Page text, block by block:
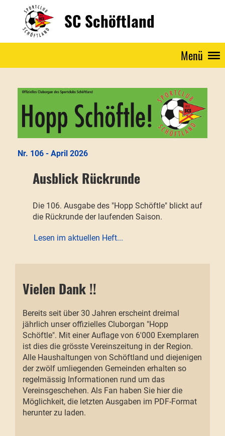
SC Schöftland
Menü
Nr. 106 - April 2026
Ausblick Rückrunde
Die 106. Ausgabe des "Hopp Schöftle" blickt auf
die Rückrunde der laufenden Saison.
Lesen im aktuellen Heft...
Vielen Dank !!
Bereits seit über 30 Jahren erscheint dreimal
jährlich unser offizielles Cluborgan "Hopp
Schöftle". Mit einer Auflage von 6'000 Exemplaren
ist dies die grösste Vereinszeitung in der Region.
Alle Haushaltungen von Schöftland und diejenigen
der zwölf umliegenden Gemeinden erhalten so
regelmässig Informationen rund um das
Vereinsgeschehen. Als Fan haben Sie hier die
Möglichkeit, die letzten Ausgaben im PDF-Format
herunter zu laden.